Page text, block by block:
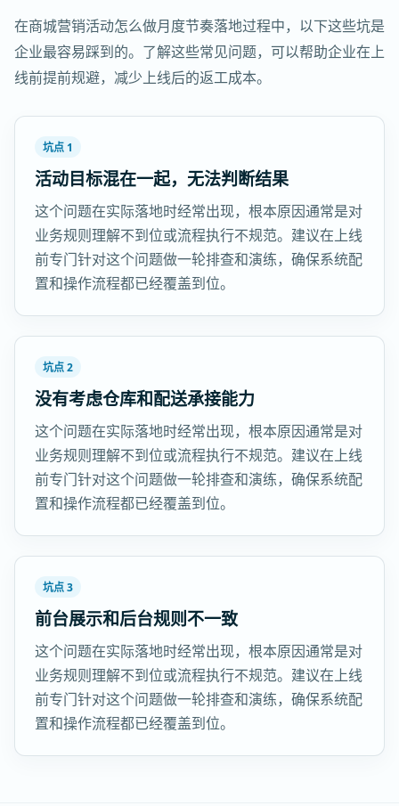
在商城营销活动怎么做月度节奏落地过程中，以下这些坑是
企业最容易踩到的。了解这些常见问题，可以帮助企业在上
线前提前规避，减少上线后的返工成本。
坑点 1
活动目标混在一起，无法判断结果
这个问题在实际落地时经常出现，根本原因通常是对
业务规则理解不到位或流程执行不规范。建议在上线
前专门针对这个问题做一轮排查和演练，确保系统配
置和操作流程都已经覆盖到位。
坑点 2
没有考虑仓库和配送承接能力
这个问题在实际落地时经常出现，根本原因通常是对
业务规则理解不到位或流程执行不规范。建议在上线
前专门针对这个问题做一轮排查和演练，确保系统配
置和操作流程都已经覆盖到位。
坑点 3
前台展示和后台规则不一致
这个问题在实际落地时经常出现，根本原因通常是对
业务规则理解不到位或流程执行不规范。建议在上线
前专门针对这个问题做一轮排查和演练，确保系统配
置和操作流程都已经覆盖到位。